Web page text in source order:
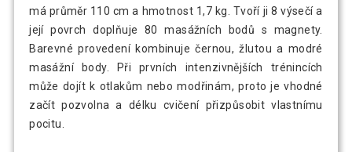
má průměr 110 cm a hmotnost 1,7 kg. Tvoří ji 8 výsečí a
její povrch doplňuje 80 masážních bodů s magnety.
Barevné provedení kombinuje černou, žlutou a modré
masážní body. Při prvních intenzivnějších trénincích
může dojít k otlakům nebo modřinám, proto je vhodné
začít pozvolna a délku cvičení přizpůsobit vlastnímu
pocitu.